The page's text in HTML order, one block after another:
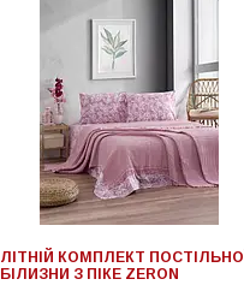
ЛІТНІЙ КОМПЛЕКТ ПОСТІЛЬНОЇ
БІЛИЗНИ З ПІКЕ ZERON